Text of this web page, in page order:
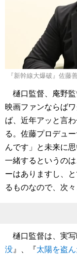
『新幹線大爆破』佐藤
樋口監督、庵野
映画ファンならば
ば、近年アッと言
る。佐藤プロデュ
んです」と未来に
一緒するというの
ーはありますし、
るものなので、次
樋口監督は、実
没』、『太陽を盗